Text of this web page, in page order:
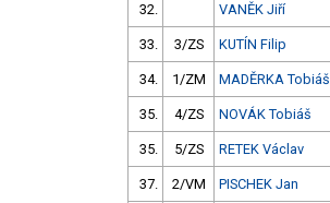
32. VANĚK Jiří
33. 3/ZS KUTÍN Filip
34. 1/ZM MADĚRKA Tobiáš
35. 4/ZS NOVÁK Tobiáš
35. 5/ZS RETEK Václav
37. 2/VM PISCHEK Jan